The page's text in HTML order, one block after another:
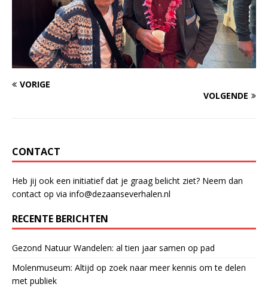
VORIGE
VOLGENDE
CONTACT
Heb jij ook een initiatief dat je graag belicht ziet? Neem dan
contact op via info@dezaanseverhalen.nl
RECENTE BERICHTEN
Gezond Natuur Wandelen: al tien jaar samen op pad
Molenmuseum: Altijd op zoek naar meer kennis om te delen
met publiek